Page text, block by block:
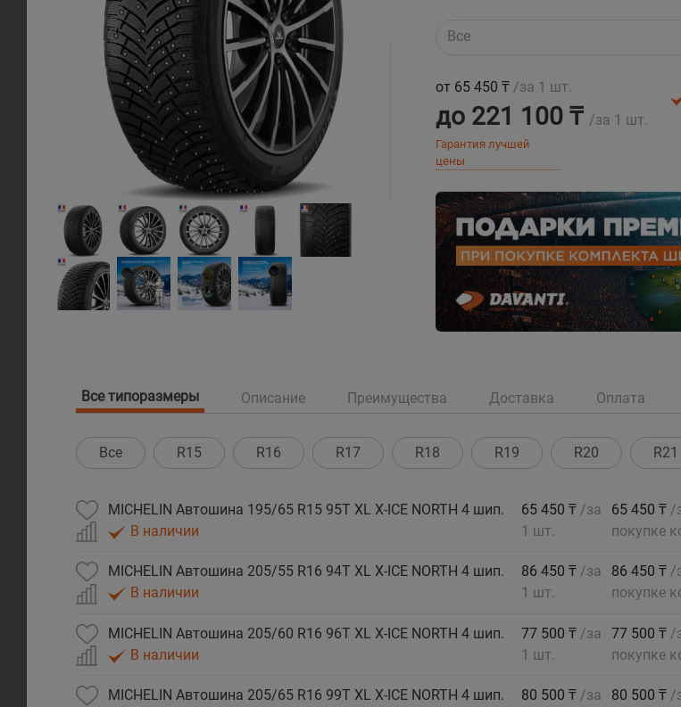
Все
от 65 450 ₸ /за 1 шт.
до 221 100 ₸ /за 1 шт.
Гарантия лучшей
цены
Все типоразмеры Описание Преимущества Доставка Оплата
Все R15 R16 R17 R18 R19 R20 R21
MICHELIN Автошина 195/65 R15 95T XL X-ICE NORTH 4 шип.
В наличии
65 450 ₸ /за
1 шт.
65 450 ₸ /
покупке
MICHELIN Автошина 205/55 R16 94T XL X-ICE NORTH 4 шип.
В наличии
86 450 ₸ /за
1 шт.
86 450 ₸ /
покупке
MICHELIN Автошина 205/60 R16 96T XL X-ICE NORTH 4 шип.
В наличии
77 500 ₸ /за
1 шт.
77 500 ₸ /
покупке
MICHELIN Автошина 205/65 R16 99T XL X-ICE NORTH 4 шип.
80 500 ₸ /за
80 500 ₸ /